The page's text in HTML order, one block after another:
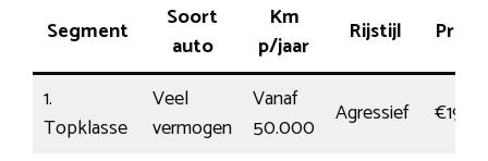
Segment
Soort
auto
Km
p/jaar
Rijstijl Prijs
1.
Topklasse
Veel
vermogen
Vanaf
50.000
Agressief
€191